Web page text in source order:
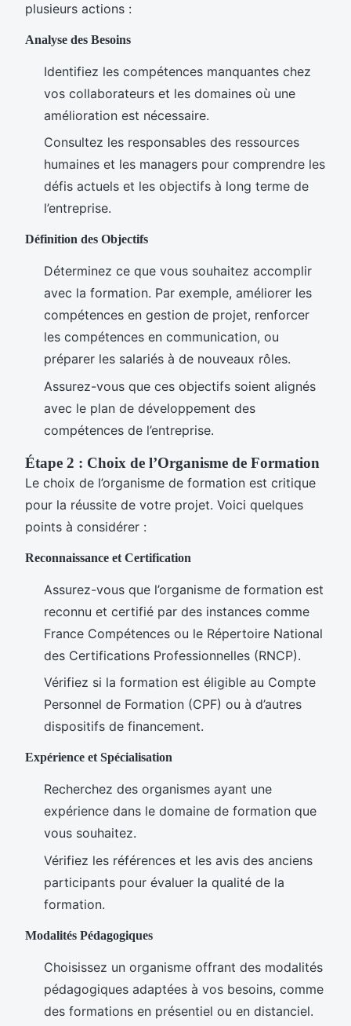
plusieurs actions :
Analyse des Besoins
Identifiez les compétences manquantes chez
vos collaborateurs et les domaines où une
amélioration est nécessaire.
Consultez les responsables des ressources
humaines et les managers pour comprendre les
défis actuels et les objectifs à long terme de
l’entreprise.
Définition des Objectifs
Déterminez ce que vous souhaitez accomplir
avec la formation. Par exemple, améliorer les
compétences en gestion de projet, renforcer
les compétences en communication, ou
préparer les salariés à de nouveaux rôles.
Assurez-vous que ces objectifs soient alignés
avec le plan de développement des
compétences de l’entreprise.
Étape 2 : Choix de l’Organisme de Formation
Le choix de l’organisme de formation est critique
pour la réussite de votre projet. Voici quelques
points à considérer :
Reconnaissance et Certification
Assurez-vous que l’organisme de formation est
reconnu et certifié par des instances comme
France Compétences ou le Répertoire National
des Certifications Professionnelles (RNCP).
Vérifiez si la formation est éligible au Compte
Personnel de Formation (CPF) ou à d’autres
dispositifs de financement.
Expérience et Spécialisation
Recherchez des organismes ayant une
expérience dans le domaine de formation que
vous souhaitez.
Vérifiez les références et les avis des anciens
participants pour évaluer la qualité de la
formation.
Modalités Pédagogiques
Choisissez un organisme offrant des modalités
pédagogiques adaptées à vos besoins, comme
des formations en présentiel ou en distanciel.